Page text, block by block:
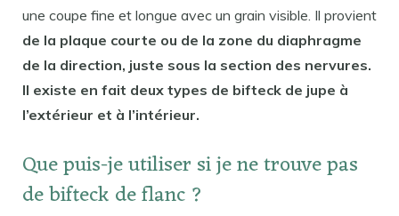
une coupe fine et longue avec un grain visible. Il provient
de la plaque courte ou de la zone du diaphragme
de la direction, juste sous la section des nervures.
Il existe en fait deux types de bifteck de jupe à
l’extérieur et à l’intérieur.
Que puis-je utiliser si je ne trouve pas
de bifteck de flanc ?